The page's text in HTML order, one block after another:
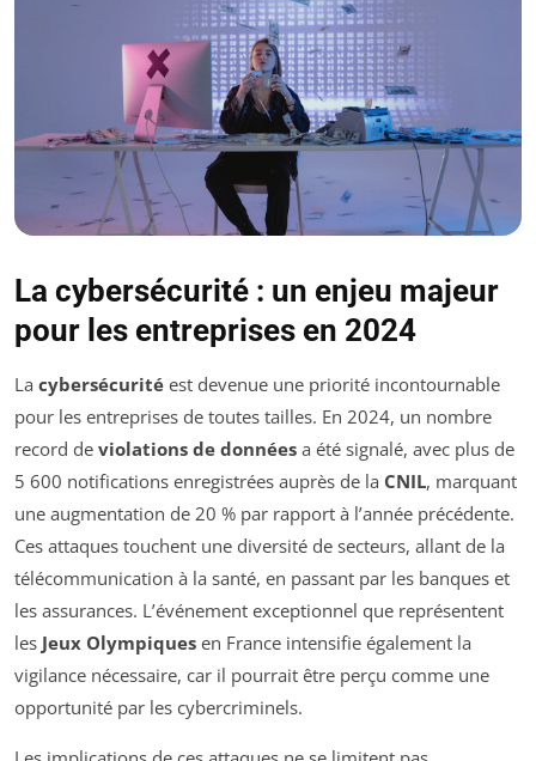
La cybersécurité : un enjeu majeur
pour les entreprises en 2024
La cybersécurité est devenue une priorité incontournable
pour les entreprises de toutes tailles. En 2024, un nombre
record de violations de données a été signalé, avec plus de
5 600 notifications enregistrées auprès de la CNIL, marquant
une augmentation de 20 % par rapport à l’année précédente.
Ces attaques touchent une diversité de secteurs, allant de la
télécommunication à la santé, en passant par les banques et
les assurances. L’événement exceptionnel que représentent
les Jeux Olympiques en France intensifie également la
vigilance nécessaire, car il pourrait être perçu comme une
opportunité par les cybercriminels.